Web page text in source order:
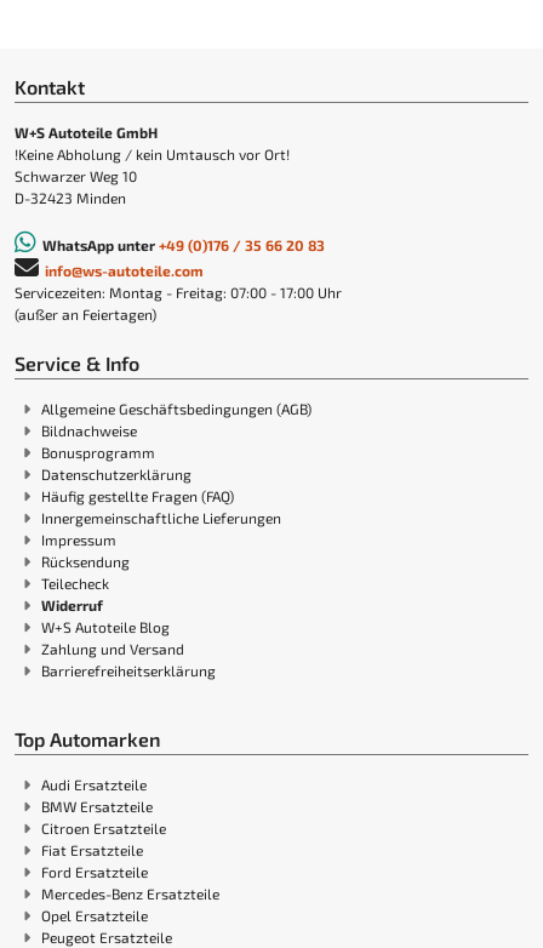
Kontakt
W+S Autoteile GmbH
!Keine Abholung / kein Umtausch vor Ort!
Schwarzer Weg 10
D-32423 Minden
WhatsApp unter +49 (0)176 / 35 66 20 83
info@ws-autoteile.com
Servicezeiten: Montag - Freitag: 07:00 - 17:00 Uhr
(außer an Feiertagen)
Service & Info
Allgemeine Geschäftsbedingungen (AGB)
Bildnachweise
Bonusprogramm
Datenschutzerklärung
Häufig gestellte Fragen (FAQ)
Innergemeinschaftliche Lieferungen
Impressum
Rücksendung
Teilecheck
Widerruf
W+S Autoteile Blog
Zahlung und Versand
Barrierefreiheitserklärung
Top Automarken
Audi Ersatzteile
BMW Ersatzteile
Citroen Ersatzteile
Fiat Ersatzteile
Ford Ersatzteile
Mercedes-Benz Ersatzteile
Opel Ersatzteile
Peugeot Ersatzteile